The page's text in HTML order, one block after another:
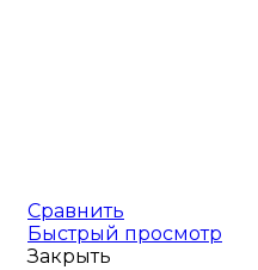
Сравнить
Быстрый просмотр
Закрыть